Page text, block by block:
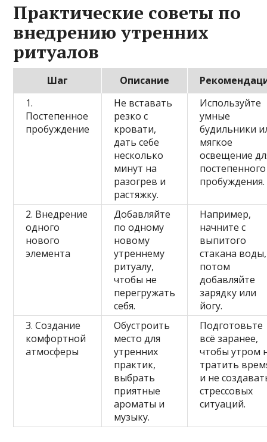
Практические советы по
внедрению утренних
ритуалов
Шаг Описание
1.
Постепенное
пробуждение
Не вставать
резко с
кровати,
дать себе
несколько
минут на
разогрев и
растяжку.
Используйте
умные
будильники
мягкое
освещение
постепенного
пробуждения.
2. Внедрение
одного
нового
элемента
Добавляйте
по одному
новому
утреннему
ритуалу,
чтобы не
перегружать
себя.
Например,
начните с
выпитого
стакана
потом
добавляйте
зарядку или
йогу.
3. Создание
комфортной
атмосферы
Обустроить
место для
утренних
практик,
выбрать
приятные
ароматы и
музыку.
Подготовьте
всё заранее,
чтобы утром
тратить
и не
стрессовых
ситуаций.